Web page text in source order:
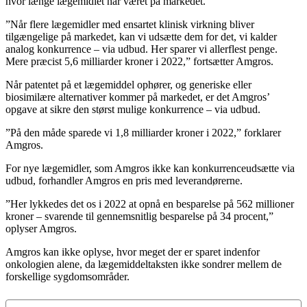
”Når flere lægemidler med ensartet klinisk virkning bliver
tilgængelige på markedet, kan vi udsætte dem for det, vi kalder
analog konkurrence – via udbud. Her sparer vi allerflest penge.
Mere præcist 5,6 milliarder kroner i 2022,” fortsætter Amgros.
Når patentet på et lægemiddel ophører, og generiske eller
biosimilære alternativer kommer på markedet, er det Amgros’
opgave at sikre den størst mulige konkurrence – via udbud.
”På den måde sparede vi 1,8 milliarder kroner i 2022,” forklarer
Amgros.
For nye lægemidler, som Amgros ikke kan konkurrenceudsætte via
udbud, forhandler Amgros en pris med leverandørerne.
”Her lykkedes det os i 2022 at opnå en besparelse på 562 millioner
kroner – svarende til gennemsnitlig besparelse på 34 procent,”
oplyser Amgros.
Amgros kan ikke oplyse, hvor meget der er sparet indenfor
onkologien alene, da lægemiddeltaksten ikke sondrer mellem de
forskellige sygdomsområder.